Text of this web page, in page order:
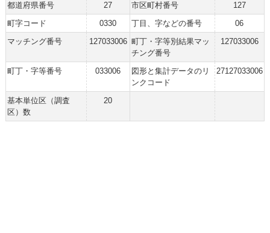
都道府県番号 27 市区町村番号
127
町字コード
0330 丁目、字などの番号
06
マッチング番号
127033006 町丁・字等別結果マッ
チング番号
127033006
町丁・字等番号 033006
図形と集計データのリ
ンクコード
27127033006
基本単位区（調査
区）数
20